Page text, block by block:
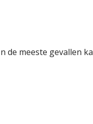
de meeste gevallen